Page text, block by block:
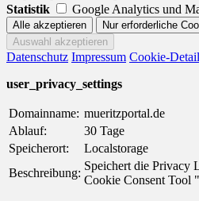
Statistik
Google Analytics und
Datenschutz Impressum Cookie-
user_privacy_settings
Domainname: mueritzportal.de
Ablauf:
30 Tage
Speicherort:
Localstorage
Beschreibung:
Speichert die Privacy
Cookie Consent Tool